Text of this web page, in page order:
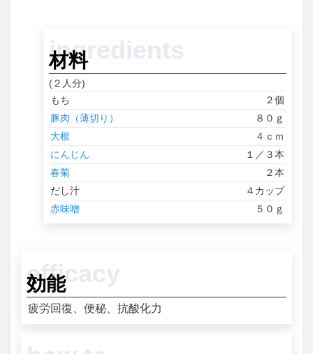
材料
(２人分)
もち
２個
豚肉（薄切り）
８０ｇ
大根
４ｃｍ
にんじん
１／３本
春菊
２本
だし汁
４カップ
赤味噌
５０ｇ
効能
疲労回復、便秘、抗酸化力